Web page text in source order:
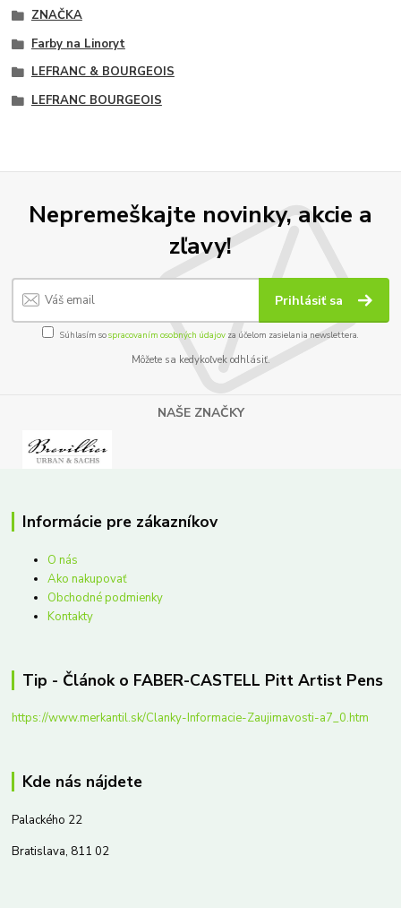
ZNAČKA
Farby na Linoryt
LEFRANC & BOURGEOIS
LEFRANC BOURGEOIS
Nepremeškajte novinky, akcie a
zľavy!
Prihlásiť sa
Súhlasím sospracovaním osobných údajov za účelom zasielania newslettera.
Môžete sa kedykoľvek odhlásiť.
NAŠE ZNAČKY
Informácie pre zákazníkov
O nás
Ako nakupovať
Obchodné podmienky
Kontakty
Tip - Článok o FABER-CASTELL Pitt Artist Pens
https://www.merkantil.sk/Clanky-Informacie-Zaujimavosti-a7_0.htm
Kde nás nájdete
Palackého 22
Bratislava, 811 02